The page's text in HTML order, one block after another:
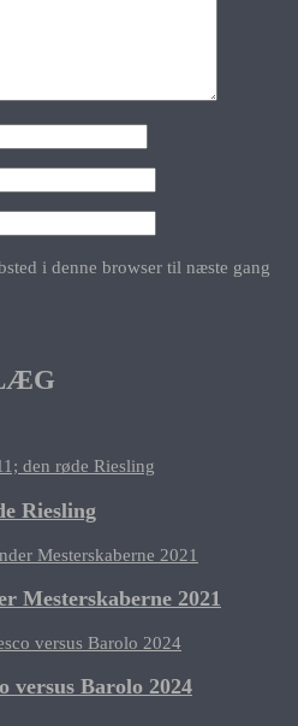
i denne browser til næste gang
Riesling
Mesterskaberne 2021
versus Barolo 2024